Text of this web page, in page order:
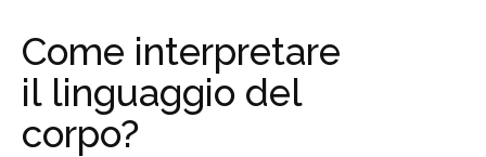
Come interpretare
il linguaggio del
corpo?